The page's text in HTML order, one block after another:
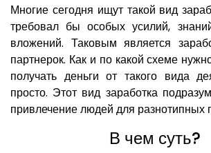
Многие сегодня ищут такой вид
требовал бы особых усилий,
вложений. Таковым является
партнерок. Как и по какой схеме
получать деньги от такого вида
просто. Этот вид заработка
привлечение людей для разнотипных
В чем суть?